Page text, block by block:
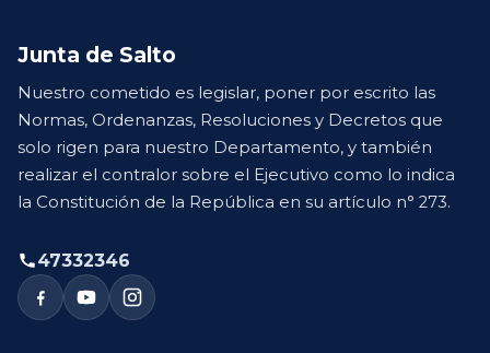
Junta de Salto
Nuestro cometido es legislar, poner por escrito las
Normas, Ordenanzas, Resoluciones y Decretos que
solo rigen para nuestro Departamento, y también
realizar el contralor sobre el Ejecutivo como lo indica
la Constitución de la República en su artículo n° 273.
47332346